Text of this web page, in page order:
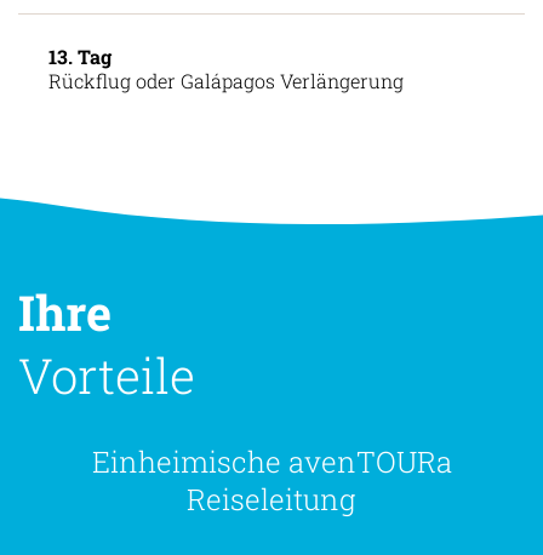
Nationalpark Cajas - Guayaquil
Ihre
Einheimische avenTOURa